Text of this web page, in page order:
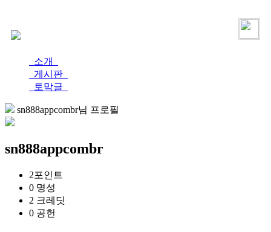
소개
게시판
토막글
sn888appcombr님 프로필
sn888appcombr
2포인트
0 명성
2 크레딧
0 공헌